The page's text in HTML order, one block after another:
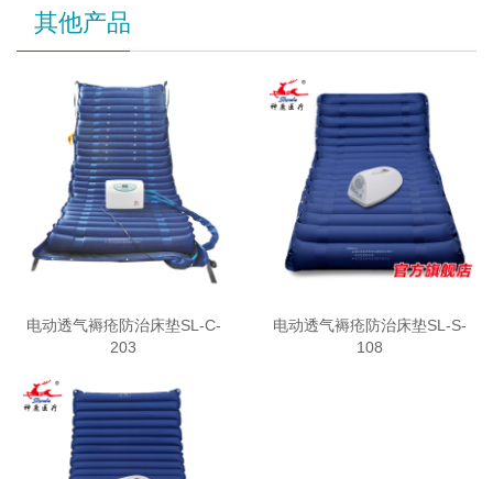
其他产品
电动透气褥疮防治床垫SL-C-
203
电动透气褥疮防治床垫SL-S-
108